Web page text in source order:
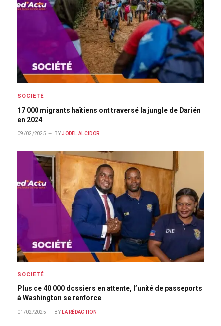
SOCIETÉ
17 000 migrants haïtiens ont traversé la jungle de Darién
en 2024
09/02/2025 BY JODEL ALCIDOR
SOCIETÉ
Plus de 40 000 dossiers en attente, l’unité de passeports
à Washington se renforce
01/02/2025 BY LA RÉDACTION